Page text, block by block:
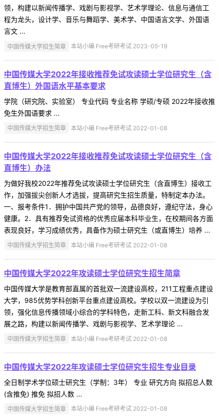
领，构建以新闻传播学、戏剧与影视学、艺术学理论、信息与通信工
程为龙头，设计学、音乐与舞蹈学、美术学、中国语言文学、外国语
言文 ...
中国传媒大学招生简章 本站小编 Free考研考试 2023-05-19
中国传媒大学2022年接收推荐免试攻读硕士学位研究生（含
直博生）外国语水平基本要求
学院（研究院、实验室） 专业代码 专业名称 学硕/专硕 2022年接收推
免生外国语要求 ...
中国传媒大学招生简章 本站小编 Free考研考试 2022-01-08
中国传媒大学2022年接收推荐免试攻读硕士学位研究生（含
直博生）办法
为做好我校2022年推荐免试攻读硕士学位研究生（含直博生）接收工
作，加强拔尖创新人才选拔，提高研究生招生质量，特制定本办法。
一、报考条件1．拥护中国共产党的领导，品德良好，遵纪守法，身心
健康。2．具有推荐免试资格的优秀应届本科毕业生，在校期间各方面
表现良好，学习成绩优秀，具备作为硕士研究生（或直博生）培养 ...
中国传媒大学招生简章 本站小编 Free考研考试 2022-01-08
中国传媒大学2022年攻读硕士学位研究生招生简章
中国传媒大学是教育部直属的首批双一流建设高校，211工程重点建设
大学，985优势学科创新平台重点建设高校。学校以双一流建设为引
领，强化信息传播领域小综合的学科特色，走新工科、新文科融合发
展之路，构建以新闻传播学、戏剧与影视学、艺术学理论 ...
中国传媒大学招生简章 本站小编 Free考研考试 2022-01-08
中国传媒大学2022年攻读硕士学位研究生招生专业目录
全日制学术学位硕士研究生（学制：3年） 专业 研究方向 拟招总人数
(含推免) 推免 拟招人数 ...
中国传媒大学招生简章 本站小编 Free考研考试 2022-01-08